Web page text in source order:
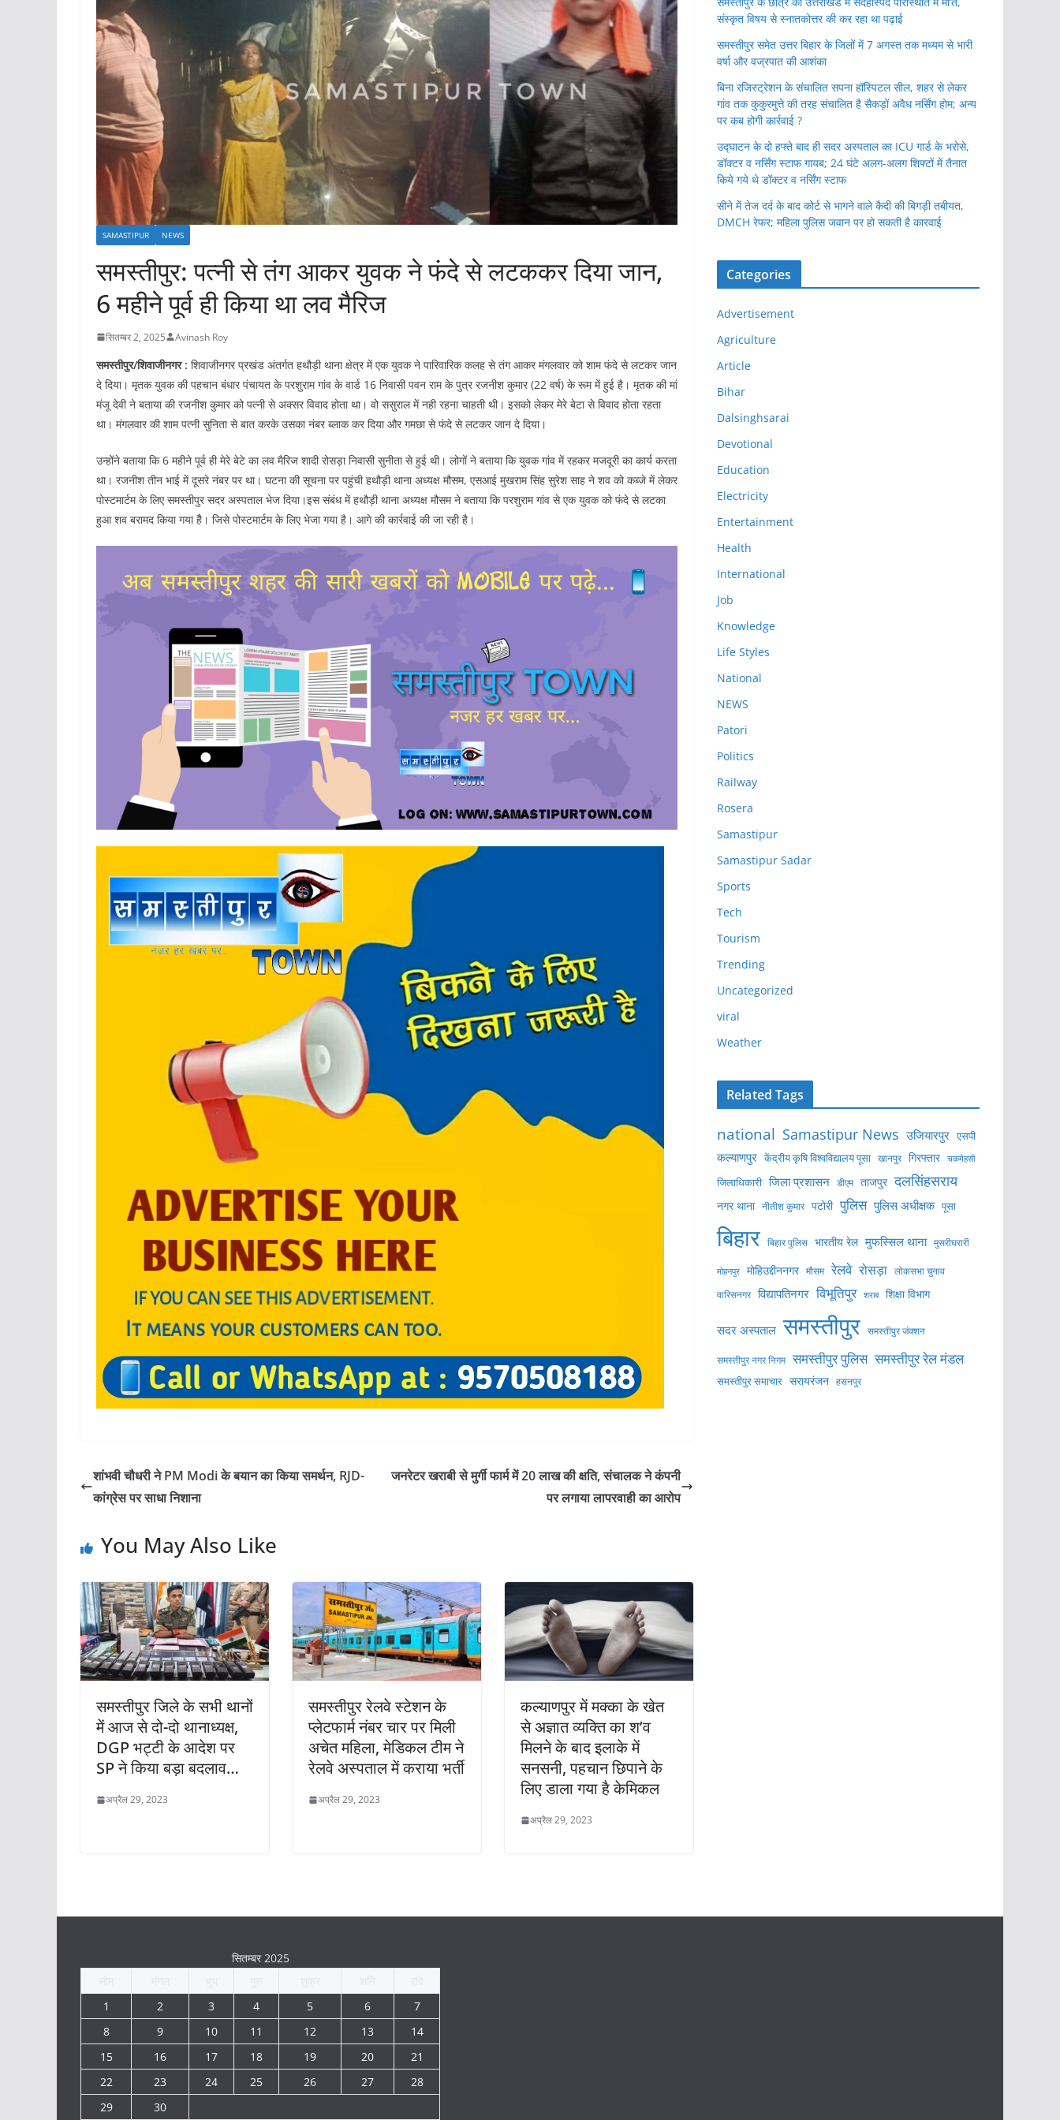
SAMASTIPUR NEWS
समस्तीपुर: पत्नी से तंग आकर युवक ने फंदे से लटककर दिया जान,
6 महीने पूर्व ही किया था लव मैरिज
सितम्बर 2, 2025 Avinash Roy
समस्तीपुर/शिवाजीनगर : शिवाजीनगर प्रखंड अंतर्गत हथौड़ी थाना क्षेत्र में एक युवक ने पारिवारिक कलह से तंग आकर मंगलवार को शाम फंदे से लटकर जान
दे दिया। मृतक युवक की पहचान बंधार पंचायत के परशुराम गांव के वार्ड 16 निवासी पवन राम के पुत्र रजनीश कुमार (22 वर्ष) के रूम में हुई है। मृतक की मां
मंजू देवी ने बताया की रजनीश कुमार को पत्नी से अक्सर विवाद होता था। वो ससुराल में नही रहना चाहती थी। इसको लेकर मेरे बेटा से विवाद होता रहता
था। मंगलवार की शाम पत्नी सुनिता से बात करके उसका नंबर ब्लाक कर दिया और गमछा से फंदे से लटकर जान दे दिया।
उन्होंने बताया कि 6 महीने पूर्व ही मेरे बेटे का लव मैरिज शादी रोसड़ा निवासी सुनीता से हुई थी। लोगों ने बताया कि युवक गांव में रहकर मजदूरी का कार्य करता
था। रजनीश तीन भाई में दूसरे नंबर पर था। घटना की सूचना पर पहुंची हथौड़ी थाना अध्यक्ष मौसम, एसआई मुखराम सिंह सुरेश साह ने शव को कब्जे में लेकर
पोस्टमार्टम के लिए समस्तीपुर सदर अस्पताल भेज दिया।इस संबंध में हथौड़ी थाना अध्यक्ष मौसम ने बताया कि परशुराम गांव से एक युवक को फंदे से लटका
हुआ शव बरामद किया गया हैै। जिसे पोस्टमार्टम के लिए भेजा गया है। आगे की कार्रवाई की जा रही है।
शांभवी चौधरी ने PM Modi के बयान का किया समर्थन, RJD-
कांग्रेस पर साधा निशाना
जनरेटर खराबी से मुर्गी फार्म में 20 लाख की क्षति, संचालक ने कंपनी
पर लगाया लापरवाही का आरोप
You May Also Like
समस्तीपुर जिले के सभी थानों
में आज से दो-दो थानाध्यक्ष,
DGP भट्टी के आदेश पर
SP ने किया बड़ा बदलाव…
अप्रैल 29, 2023
समस्तीपुर रेलवे स्टेशन के
प्लेटफार्म नंबर चार पर मिली
अचेत महिला, मेडिकल टीम ने
रेलवे अस्पताल में कराया भर्ती
अप्रैल 29, 2023
कल्याणपुर में मक्का के खेत
से अज्ञात व्यक्ति का श’व
मिलने के बाद इलाके में
सनसनी, पहचान छिपाने के
लिए डाला गया है केमिकल
अप्रैल 29, 2023
संस्कृत विषय से स्नातकोत्तर की कर रहा था पढ़ाई
समस्तीपुर समेत उत्तर बिहार के जिलों में 7 अगस्त तक मध्यम से भारी
वर्षा और वज्रपात की आशंका
बिना रजिस्ट्रेशन के संचालित सपना हॉस्पिटल सील, शहर से लेकर
गांव तक कुकुरमुत्ते की तरह संचालित है सैकड़ों अवैध नर्सिंग होम; अन्य
पर कब होगी कार्रवाई ?
उद्घाटन के दो हफ्ते बाद ही सदर अस्पताल का ICU गार्ड के भरोसे,
डॉक्टर व नर्सिंग स्टाफ गायब; 24 घंटे अलग-अलग शिफ्टों में तैनात
किये गये थे डॉक्टर व नर्सिंग स्टाफ
सीने में तेज दर्द के बाद कोर्ट से भागने वाले कैदी की बिगड़ी तबीयत,
DMCH रेफर; महिला पुलिस जवान पर हो सकती है कारवाई
Categories
Advertisement
Agriculture
Article
Bihar
Dalsinghsarai
Devotional
Education
Electricity
Entertainment
Health
International
Job
Knowledge
Life Styles
National
NEWS
Patori
Politics
Railway
Rosera
Samastipur
Samastipur Sadar
Sports
Tech
Tourism
Trending
Uncategorized
viral
Weather
Related Tags
national Samastipur News उजियारपुर एसपी
कल्याणपुर केंद्रीय कृषि विश्वविद्यालय पूसा खानपुर गिरफ्तार चकमेहसी
जिलाधिकारी जिला प्रशासन डीएम ताजपुर दलसिंहसराय
नगर थाना नीतीश कुमार पटोरी पुलिस पुलिस अधीक्षक पूसा
बिहार बिहार पुलिस भारतीय रेल मुफस्सिल थाना मुसरीघरारी
मोहनपुर मोहिउद्दीननगर मौसम रेलवे रोसड़ा लोकसभा चुनाव
वारिसनगर विद्यापतिनगर विभूतिपुर शराब शिक्षा विभाग
सदर अस्पताल समस्तीपुर समस्तीपुर जंक्शन
समस्तीपुर नगर निगम समस्तीपुर पुलिस समस्तीपुर रेल मंडल
समस्तीपुर समाचार सरायरंजन हसनपुर
सितम्बर 2025
1
2 3 4 5 6
7
8
9 10 11 12 13
14
15
16 17 18 19 20
21
22
23 24 25 26 27
28
29
30